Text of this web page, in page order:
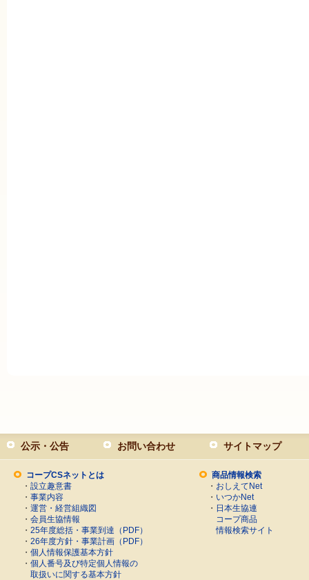
公示・公告 お問い合わせ サイトマップ
コープCSネットとは
・ 設立趣意書
・ 事業内容
・ 運営・経営組織図
・ 会員生協情報
・ 25年度総括・事業到達（PDF）
・ 26年度方針・事業計画（PDF）
・ 個人情報保護基本方針
・ 個人番号及び特定個人情報の
取扱いに関する基本方針
商品情報検索
・ おしえてNet
・ いつかNet
・ 日本生協連
コープ商品
情報検索サイト